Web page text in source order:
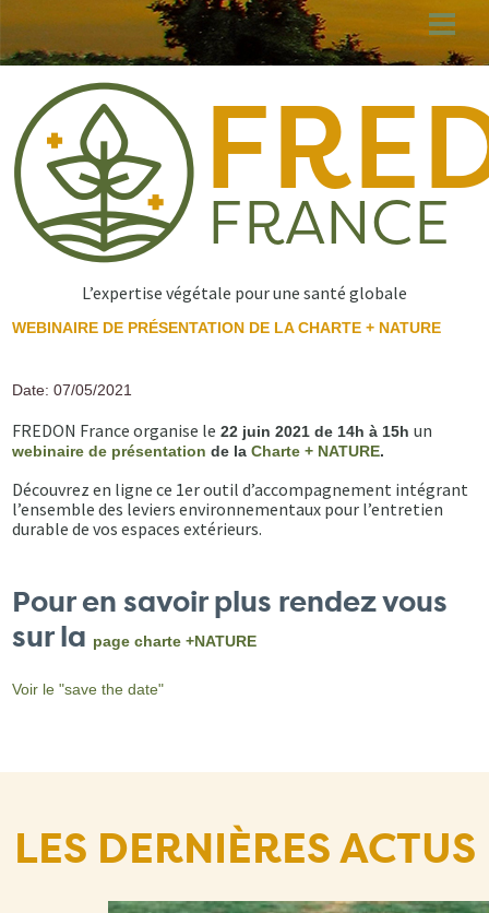
au
principal
L’expertise végétale pour une santé globale
WEBINAIRE DE PRÉSENTATION DE LA CHARTE + NATURE
Date: 07/05/2021
FREDON France organise le 22 juin 2021 de 14h à 15hun
webinaire de présentation de laCharte + NATURE.
Découvrez en ligne ce 1er outil d’accompagnement intégrant
l’ensemble des leviers environnementaux pour l’entretien
durable de vos espaces extérieurs.
Pour en savoir plus rendez vous
sur la page charte +NATURE
Voir le "save the date"
LES DERNIÈRES ACTUS